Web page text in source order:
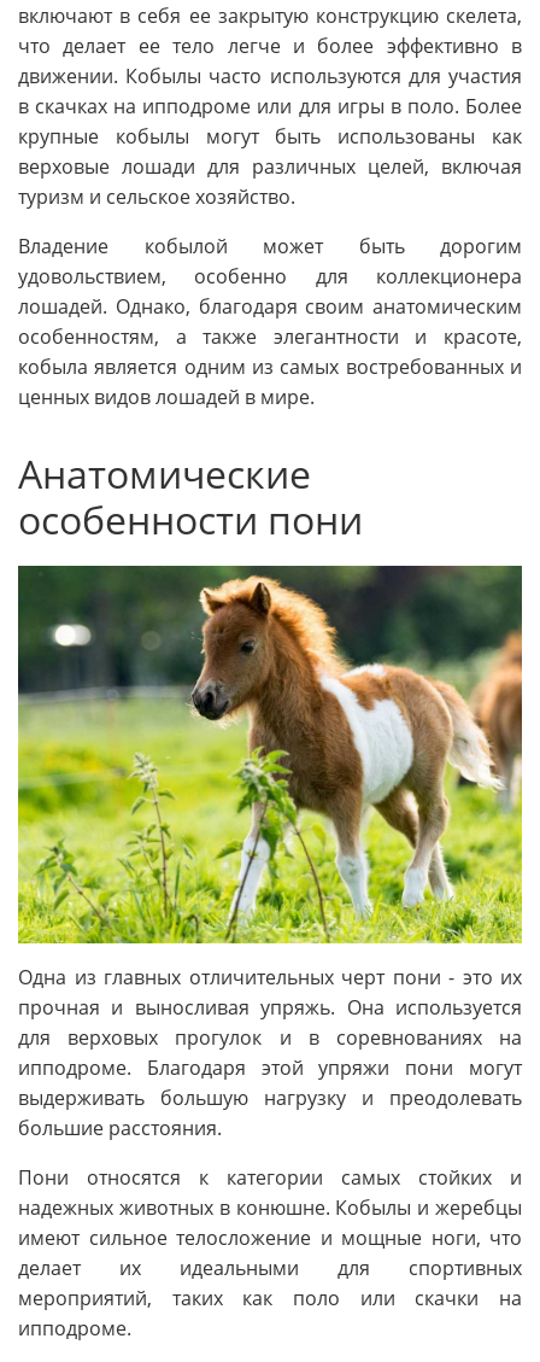
включают в себя ее закрытую конструкцию скелета,
что делает ее тело легче и более эффективно в
движении. Кобылы часто используются для участия
в скачках на ипподроме или для игры в поло. Более
крупные кобылы могут быть использованы как
верховые лошади для различных целей, включая
туризм и сельское хозяйство.
Владение кобылой может быть дорогим
удовольствием, особенно для коллекционера
лошадей. Однако, благодаря своим анатомическим
особенностям, а также элегантности и красоте,
кобыла является одним из самых востребованных и
ценных видов лошадей в мире.
Анатомические
особенности пони
Одна из главных отличительных черт пони - это их
прочная и выносливая упряжь. Она используется
для верховых прогулок и в соревнованиях на
ипподроме. Благодаря этой упряжи пони могут
выдерживать большую нагрузку и преодолевать
большие расстояния.
Пони относятся к категории самых стойких и
надежных животных в конюшне. Кобылы и жеребцы
имеют сильное телосложение и мощные ноги, что
делает их идеальными для спортивных
мероприятий, таких как поло или скачки на
ипподроме.